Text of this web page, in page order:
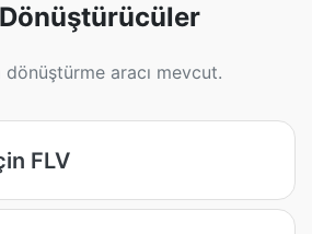
dönüştürme aracı mevcut.
FLV